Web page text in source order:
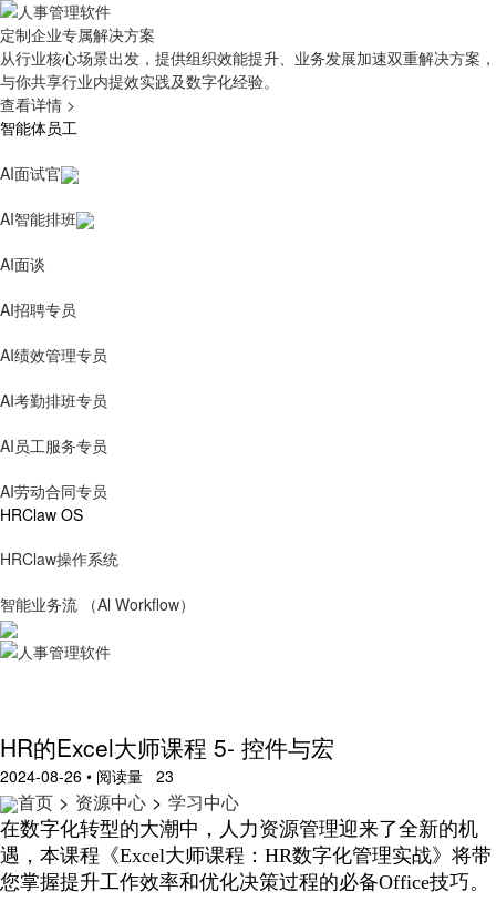
定制企业专属解决方案
从行业核心场景出发，提供组织效能提升、业务发展加速双重解决方案，
与你共享行业内提效实践及数字化经验。
查看详情 >
智能体员工
AI面试官
AI智能排班
AI面谈
AI招聘专员
AI绩效管理专员
AI考勤排班专员
AI员工服务专员
AI劳动合同专员
HRClaw OS
HRClaw操作系统
智能业务流 （Al Workflow）
HR的Excel大师课程 5- 控件与宏
2024-08-26 • 阅读量 23
首页 > 资源中心 > 学习中心
在数字化转型的大潮中，人力资源管理迎来了全新的机
遇，本课程《Excel大师课程：HR数字化管理实战》将带
您掌握提升工作效率和优化决策过程的必备Office技巧。